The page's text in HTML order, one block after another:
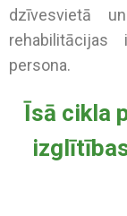
dzīvesvietā
rehabilitācijas
persona.
Īsā cikla